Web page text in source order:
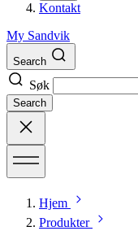
Kontakt
My Sandvik
Search
Søk
Search
Hjem
Produkter